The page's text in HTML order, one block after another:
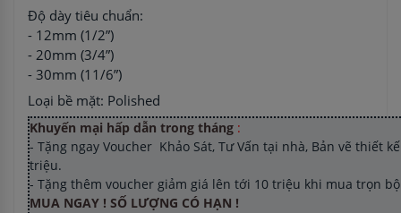
Độ dày tiêu chuẩn:
- 12mm (1/2”)
- 20mm (3/4”)
- 30mm (11/6”)
Loại bề mặt: Polished
Khuyến mại hấp dẫn trong tháng :
- Tặng ngay Voucher Khảo Sát, Tư Vấn tại nhà, Bản vẽ thiết
triệu.
- Tặng thêm voucher giảm giá lên tới 10 triệu khi mua trọn
MUA NGAY ! SỐ LƯỢNG CÓ HẠN !